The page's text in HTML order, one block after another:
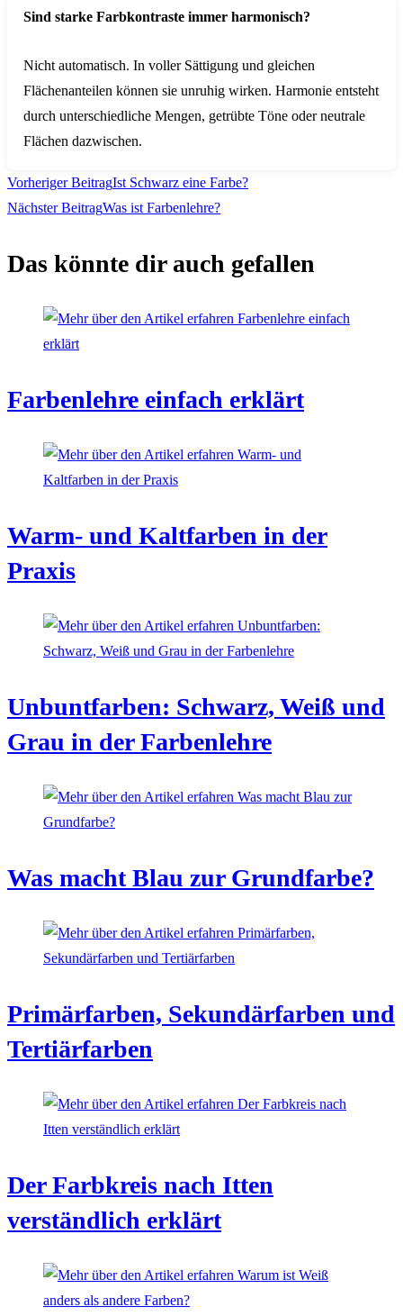
Sind starke Farbkontraste immer harmonisch?
Nicht automatisch. In voller Sättigung und gleichen
Flächenanteilen können sie unruhig wirken. Harmonie entsteht
durch unterschiedliche Mengen, getrübte Töne oder neutrale
Flächen dazwischen.
Weitere
ansehen
Vorheriger BeitragIst Schwarz eine Farbe?
Nächster BeitragWas ist Farbenlehre?
Das könnte dir auch gefallen
Farbenlehre einfach erklärt
Warm- und Kaltfarben in der
Praxis
Unbuntfarben: Schwarz, Weiß und
Grau in der Farbenlehre
Was macht Blau zur Grundfarbe?
Primärfarben, Sekundärfarben und
Tertiärfarben
Der Farbkreis nach Itten
verständlich erklärt